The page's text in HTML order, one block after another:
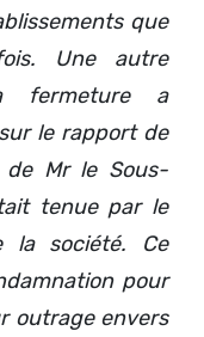
que
Une autre
fermeture a
le rapport de
Mr le Sous-
tenue par le
la société. Ce
pour
outrage envers